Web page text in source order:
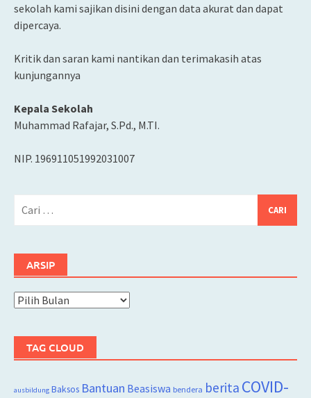
sekolah kami sajikan disini dengan data akurat dan dapat
dipercaya.
Kritik dan saran kami nantikan dan terimakasih atas
kunjungannya
Kepala Sekolah
Muhammad Rafajar, S.Pd., M.TI.
NIP. 196911051992031007
ARSIP
Arsip
TAG CLOUD
ausbildung Baksos Bantuan Beasiswa bendera berita COVID-